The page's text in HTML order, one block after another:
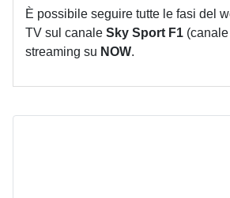
È possibile seguire tutte le fasi del
TV sul canale Sky Sport F1
streaming su NOW.